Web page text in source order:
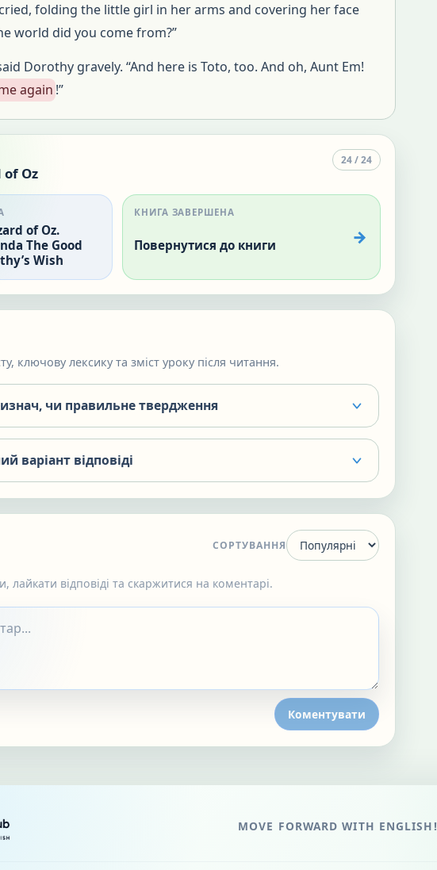
folding the little girl in her arms and covering her face
world did you come from?”
Dorothy gravely. “And here is Toto, too. And oh, Aunt Em!
again !”
Oz
24/24
of Oz.
The Good
Wish
КНИГА ЗАВЕРШЕНА
Повернутися до книги
ключову лексику та зміст уроку після читання.
чи правильне твердження
варіант відповіді
СОРТУВАННЯ
лайкати відповіді та скаржитися на коментарі.
Коментувати
MOVE FORWARD WITH ENGLISH!